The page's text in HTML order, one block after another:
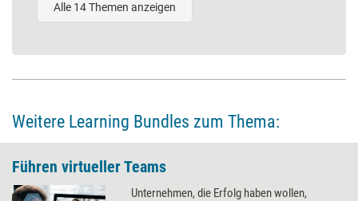
Alle 14 Themen anzeigen
Weitere Learning Bundles zum Thema:
Führen virtueller Teams
Unternehmen, die Erfolg haben wollen,